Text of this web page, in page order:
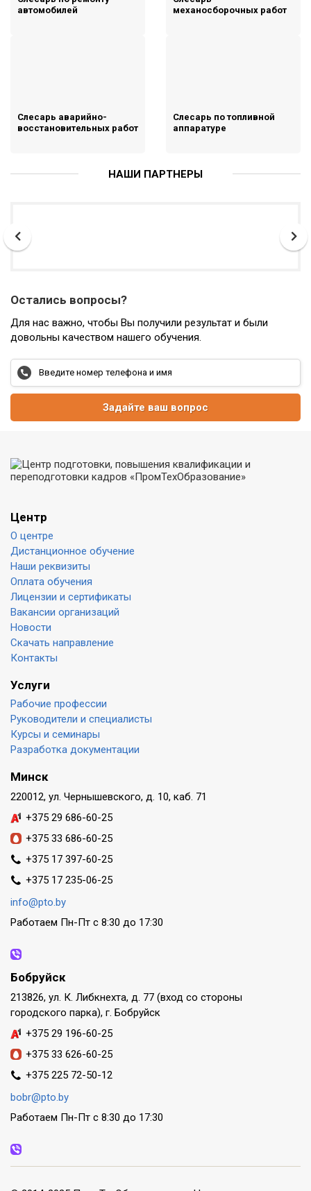
автомобилей
механосборочных работ
Слесарь аварийно-
восстановительных работ
Слесарь по топливной
аппаратуре
НАШИ ПАРТНЕРЫ
Остались вопросы?
Для нас важно, чтобы Вы получили результат и были
довольны качеством нашего обучения.
Задайте ваш вопрос
Центр
О центре
Дистанционное обучение
Наши реквизиты
Оплата обучения
Лицензии и сертификаты
Вакансии организаций
Новости
Скачать направление
Контакты
Услуги
Рабочие профессии
Руководители и специалисты
Курсы и семинары
Разработка документации
Минск
220012, ул. Чернышевского, д. 10, каб. 71
+375 29 686-60-25
+375 33 686-60-25
+375 17 397-60-25
+375 17 235-06-25
info@pto.by
Работаем Пн-Пт с 8:30 до 17:30
Бобруйск
213826, ул. К. Либкнехта, д. 77 (вход со стороны
городского парка), г. Бобруйск
+375 29 196-60-25
+375 33 626-60-25
+375 225 72-50-12
bobr@pto.by
Работаем Пн-Пт с 8:30 до 17:30